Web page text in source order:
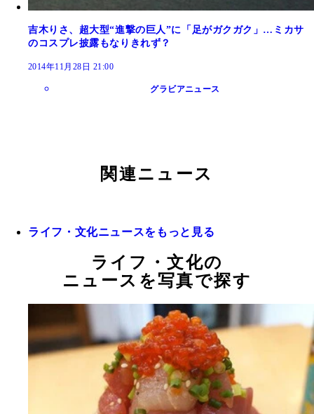
吉木りさ、超大型“進撃の巨人”に「足がガクガク」…ミカサ
のコスプレ披露もなりきれず？
2014年11月28日 21:00
グラビアニュース
関連ニュース
ライフ・文化ニュースをもっと見る
ライフ・文化の
ニュースを写真で探す